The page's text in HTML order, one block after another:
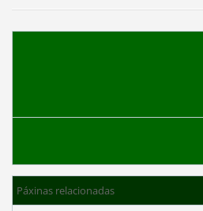
Páxinas relacionadas